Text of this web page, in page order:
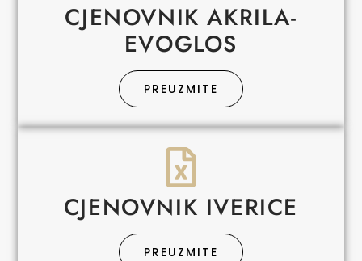
CJENOVNIK AKRILA-
EVOGLOS
PREUZMITE
CJENOVNIK IVERICE
PREUZMITE